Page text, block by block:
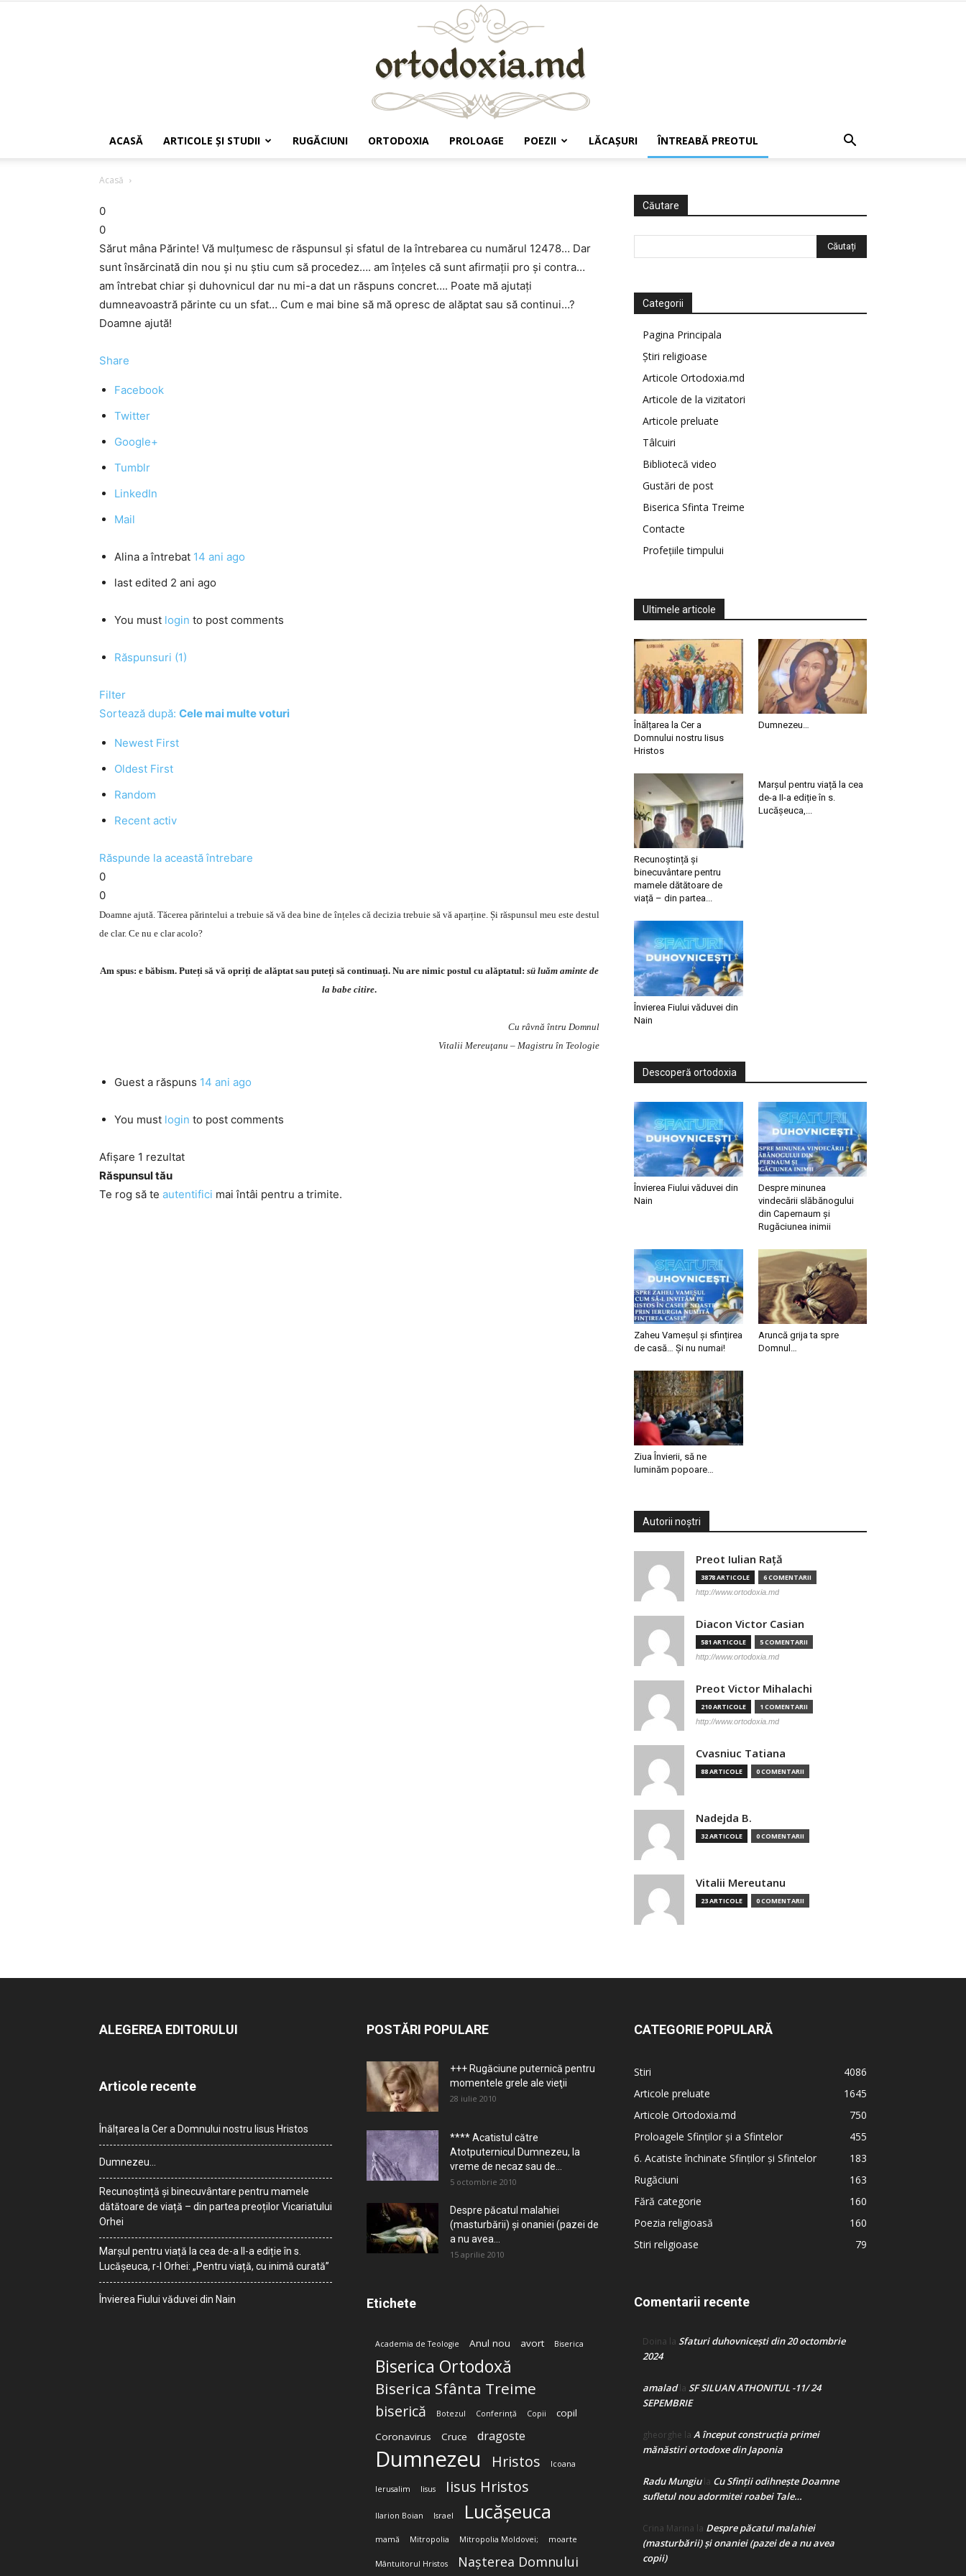
ACASĂ ARTICOLE ŞI STUDII RUGĂCIUNI ORTODOXIA PROLOAGE POEZII LĂCAŞURI ÎNTREABĂ PREOTUL
Acasă
0
0
Sărut mâna Părinte! Vă mulțumesc de răspunsul și sfatul de la întrebarea cu numărul 12478… Dar
sunt însărcinată din nou și nu știu cum să procedez…. am înțeles că sunt afirmații pro și contra…
am întrebat chiar și duhovnicul dar nu mi-a dat un răspuns concret…. Poate mă ajutați
dumneavoastră părinte cu un sfat… Cum e mai bine să mă opresc de alăptat sau să continui…?
Doamne ajută!
Share
Facebook
Twitter
Google+
Tumblr
LinkedIn
Mail
Alina a întrebat 14 ani ago
last edited 2 ani ago
You must login to post comments
Răspunsuri (1)
Filter
Sortează după: Cele mai multe voturi
Newest First
Oldest First
Random
Recent activ
Răspunde la această întrebare
0
0
Doamne ajută. Tăcerea părintelui a trebuie să vă dea bine de înțeles că decizia trebuie să vă aparține. Și răspunsul meu este destul
de clar. Ce nu e clar acolo?
Am spus: e băbism. Puteți să vă opriți de alăptat sau puteți să continuați. Nu are nimic postul cu alăptatul: sü luăm aminte de
la babe citire.
Cu râvnă întru Domnul
Vitalii Mereuţanu – Magistru în Teologie
Guest a răspuns 14 ani ago
You must login to post comments
Afișare 1 rezultat
Răspunsul tău
Te rog să te autentifici mai întâi pentru a trimite.
Căutare
Categorii
Pagina Principala
Știri religioase
Articole Ortodoxia.md
Articole de la vizitatori
Articole preluate
Tâlcuiri
Bibliotecă video
Gustări de post
Biserica Sfinta Treime
Contacte
Profețiile timpului
Ultimele articole
Înălțarea la Cer a
Domnului nostru Iisus
Hristos
Dumnezeu…
Recunoștință și
binecuvântare pentru
mamele dătătoare de
viață – din partea...
Marșul pentru viață la cea
de-a II-a ediție în s.
Lucășeuca,...
Învierea Fiului văduvei din
Nain
Descoperă ortodoxia
Învierea Fiului văduvei din
Nain
Despre minunea
vindecării slăbănogului
din Capernaum și
Rugăciunea inimii
Zaheu Vameșul și sfințirea
de casă… Și nu numai!
Aruncă grija ta spre
Domnul…
Ziua Învierii, să ne
luminăm popoare…
Autorii noștri
Preot Iulian Raţă
3878 ARTICOLE 6 COMENTARII
http://www.ortodoxia.md
Diacon Victor Casian
581 ARTICOLE 5 COMENTARII
http://www.ortodoxia.md
Preot Victor Mihalachi
210 ARTICOLE 1 COMENTARII
http://www.ortodoxia.md
Cvasniuc Tatiana
88 ARTICOLE 0 COMENTARII
Nadejda B.
32 ARTICOLE 0 COMENTARII
Vitalii Mereutanu
23 ARTICOLE 0 COMENTARII
ALEGEREA EDITORULUI
Articole recente
Înălțarea la Cer a Domnului nostru Iisus Hristos
Dumnezeu…
Recunoștință și binecuvântare pentru mamele
dătătoare de viață – din partea preoților Vicariatului
Orhei
Marșul pentru viață la cea de-a II-a ediție în s.
Lucășeuca, r-l Orhei: „Pentru viață, cu inimă curată”
Învierea Fiului văduvei din Nain
POSTĂRI POPULARE
+++ Rugăciune puternică pentru
momentele grele ale vieţii
28 iulie 2010
**** Acatistul către
Atotputernicul Dumnezeu, la
vreme de necaz sau de...
5 octombrie 2010
Despre păcatul malahiei
(masturbării) şi onaniei (pazei de
a nu avea...
15 aprilie 2010
Etichete
Academia de Teologie Anul nou avort Biserica
Biserica Ortodoxă
Biserica Sfânta Treime
biserică Botezul Conferință Copii
copil
Coronavirus
Cruce dragoste
Dumnezeu Hristos Icoana
Ierusalim Iisus Iisus Hristos
Ilarion Boian Israel Lucășeuca
mamă Mitropolia Mitropolia Moldovei; moarte
Mântuitorul Hristos Nașterea Domnului
CATEGORIE POPULARĂ
Stiri
4086
Articole preluate
1645
Articole Ortodoxia.md
750
Proloagele Sfinților și a Sfintelor
455
6. Acatiste închinate Sfinților și Sfintelor
183
Rugăciuni
163
Fără categorie
160
Poezia religioasă
160
Stiri religioase
79
Comentarii recente
Doina la Sfaturi duhovnicești din 20 octombrie
2024
amaladla SF SILUAN ATHONITUL -11/ 24
SEPEMBRIE
gheorghe la A început construcţia primei
mănăstiri ortodoxe din Japonia
Radu Mungiula Cu Sfinții odihnește Doamne
sufletul nou adormitei roabei Tale…
Crina Marina la Despre păcatul malahiei
(masturbării) şi onaniei (pazei de a nu avea
copii)